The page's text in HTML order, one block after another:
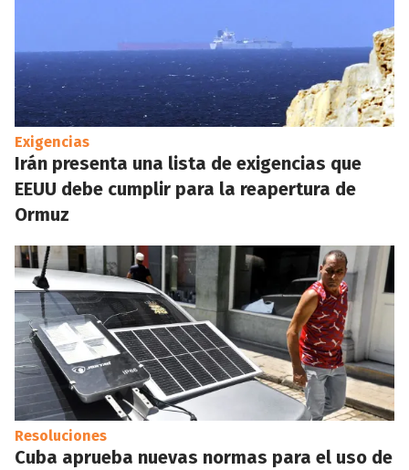
Exigencias
Irán presenta una lista de exigencias que
EEUU debe cumplir para la reapertura de
Ormuz
Resoluciones
Cuba aprueba nuevas normas para el uso de